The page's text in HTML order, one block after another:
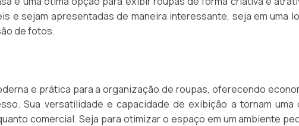
e sejam apresentadas de maneira interessante, seja em uma
de fotos.
e prática para a organização de roupas, oferecendo
Sua versatilidade e capacidade de exibição a tornam uma
comercial. Seja para otimizar o espaço em um ambiente